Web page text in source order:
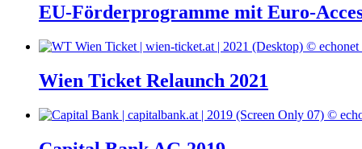
EU-Förderprogramme mit Euro-
Wien Ticket Relaunch 2021